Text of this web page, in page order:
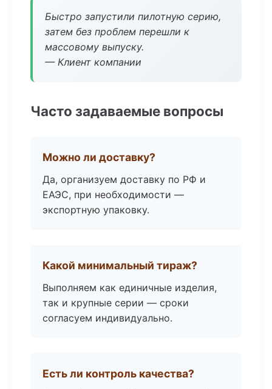
Быстро запустили пилотную серию,
затем без проблем перешли к
массовому выпуску.
— Клиент компании
Часто задаваемые вопросы
Можно ли доставку?
Да, организуем доставку по РФ и
ЕАЭС, при необходимости —
экспортную упаковку.
Какой минимальный тираж?
Выполняем как единичные изделия,
так и крупные серии — сроки
согласуем индивидуально.
Есть ли контроль качества?